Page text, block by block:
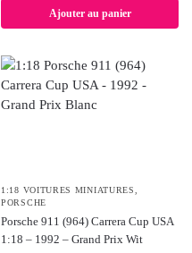
Ajouter au panier
1:18 VOITURES MINIATURES,
PORSCHE
Porsche 911 (964) Carrera Cup USA
1:18 – 1992 – Grand Prix Wit